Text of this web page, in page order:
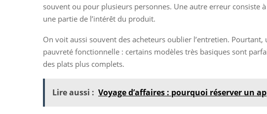
souvent ou pour plusieurs personnes. Une autre erreur consiste
une partie de l’intérêt du produit.
On voit aussi souvent des acheteurs oublier l’entretien.
pauvreté fonctionnelle : certains modèles très basiques sont
des plats plus complets.
Lire aussi : Voyage d’affaires : pourquoi réserver un